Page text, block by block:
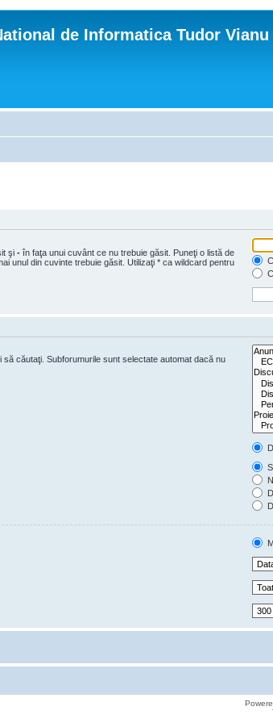
de Informatica Tudor Vianu
şi - în faţa unui cuvânt ce nu trebuie găsit. Puneţi o listă de
unul din cuvinte trebuie găsit. Utilizaţi * ca wildcard pentru
căutaţi. Subforumurile sunt selectate automat dacă nu